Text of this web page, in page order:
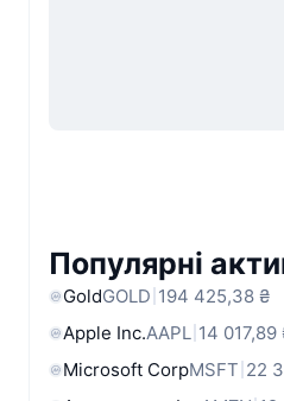
Популярні
GoldGOLD 194 425,38 ₴
Apple Inc.AAPL 14 017,89
Microsoft CorpMSFT 22